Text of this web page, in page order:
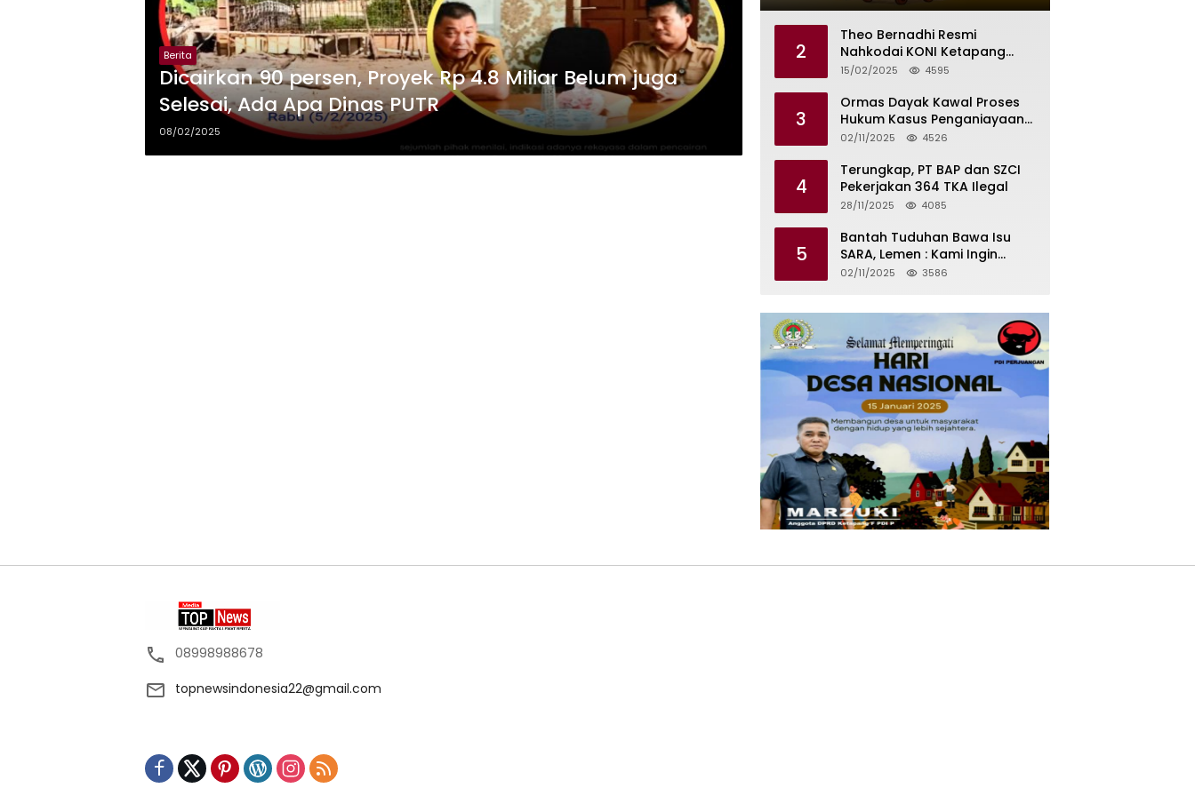
Berita
Dicairkan 90 persen, Proyek Rp 4.8 Miliar Belum juga
Selesai, Ada Apa Dinas PUTR
08/02/2025
2
Theo Bernadhi Resmi
Nahkodai KONI Ketapang
Periode 2025 – 2029
15/02/2025 4595
3
Ormas Dayak Kawal Proses
Hukum Kasus Penganiayaan
Karyawan PT PTS
02/11/2025 4526
4
Terungkap, PT BAP dan SZCI
Pekerjakan 364 TKA Ilegal
28/11/2025 4085
5
Bantah Tuduhan Bawa Isu
SARA, Lemen : Kami Ingin
Meredam Gejolak Bukan
02/11/2025 3586
08998988678
topnewsindonesia22@gmail.com